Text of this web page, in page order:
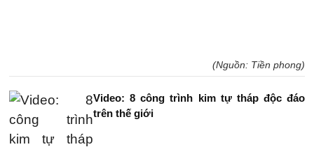
(Nguồn: Tiền phong)
Video: 8 công trình kim tự tháp độc đáo
trên thế giới